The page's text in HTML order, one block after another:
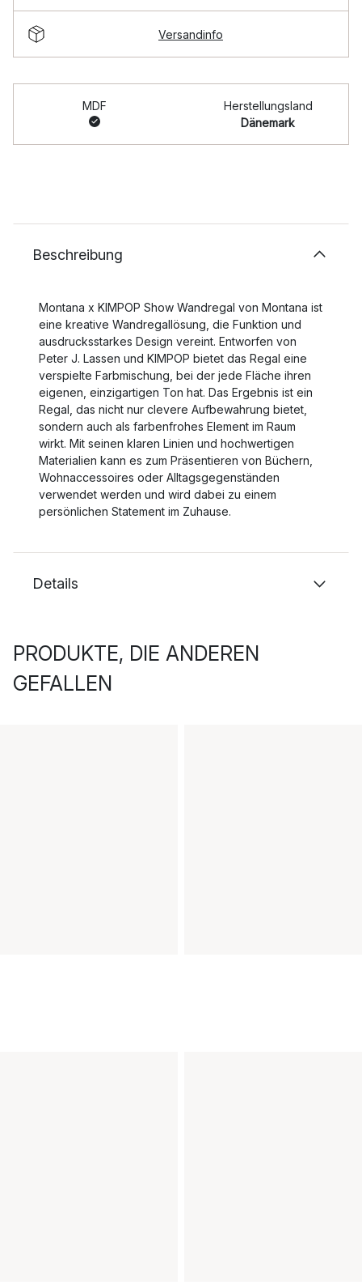
Versandinfo
MDF
Herstellungsland
Dänemark
Beschreibung
Montana x KIMPOP Show Wandregal von Montana ist
eine kreative Wandregallösung, die Funktion und
ausdrucksstarkes Design vereint. Entworfen von
Peter J. Lassen und KIMPOP bietet das Regal eine
verspielte Farbmischung, bei der jede Fläche ihren
eigenen, einzigartigen Ton hat. Das Ergebnis ist ein
Regal, das nicht nur clevere Aufbewahrung bietet,
sondern auch als farbenfrohes Element im Raum
wirkt. Mit seinen klaren Linien und hochwertigen
Materialien kann es zum Präsentieren von Büchern,
Wohnaccessoires oder Alltagsgegenständen
verwendet werden und wird dabei zu einem
persönlichen Statement im Zuhause.
Details
PRODUKTE, DIE ANDEREN
GEFALLEN